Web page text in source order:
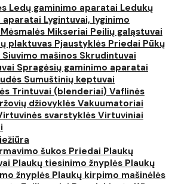
Ledų gaminimo aparatai Ledukų
aparatai Lygintuvai, lyginimo
Mėsmalės Mikseriai Peilių galąstuvai
plaktuvas Pjaustyklės Priedai Pūkų
Siuvimo mašinos Skrudintuvai
Spragėsių gaminimo aparatai
Sumuštinių keptuvai
Trintuvai (blenderiai) Vaflinės
džiovyklės Vakuumatoriai
svarstyklės Virtuviniai
šukos Priedai Plaukų
Plaukų tiesinimo žnyplės Plaukų
žnyplės Plaukų kirpimo mašinėlės